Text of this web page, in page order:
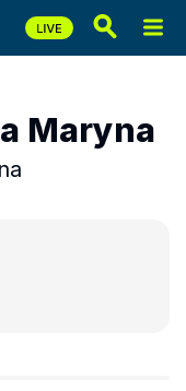
Maryna